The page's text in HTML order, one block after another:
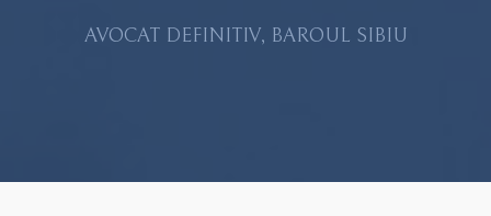
AVOCAT DEFINITIV, BAROUL SIBIU